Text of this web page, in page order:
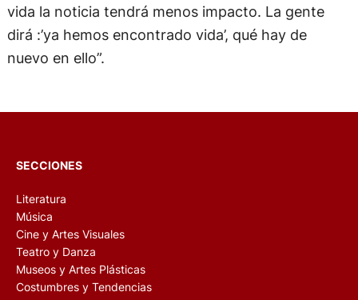
vida la noticia tendrá menos impacto. La gente
dirá :’ya hemos encontrado vida’, qué hay de
nuevo en ello”.
SECCIONES
Literatura
Música
Cine y Artes Visuales
Teatro y Danza
Museos y Artes Plásticas
Costumbres y Tendencias